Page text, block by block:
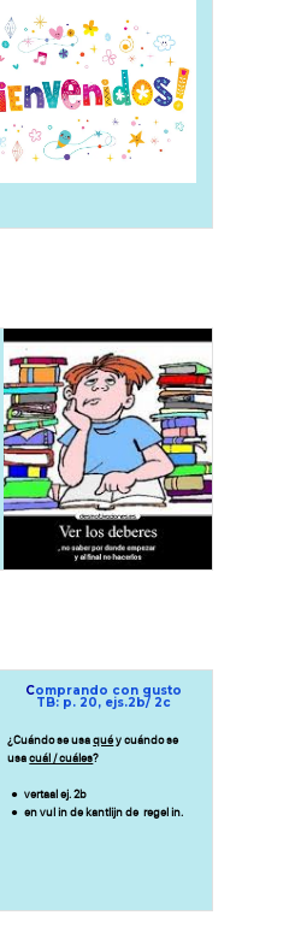
Comprando con gusto
TB: p. 20, ejs.2b/ 2c
¿Cuándo se usaquéy cuándo se
usacuál / cuáles?
vertaal ej. 2b
en vul in de kantlijn de regel in.